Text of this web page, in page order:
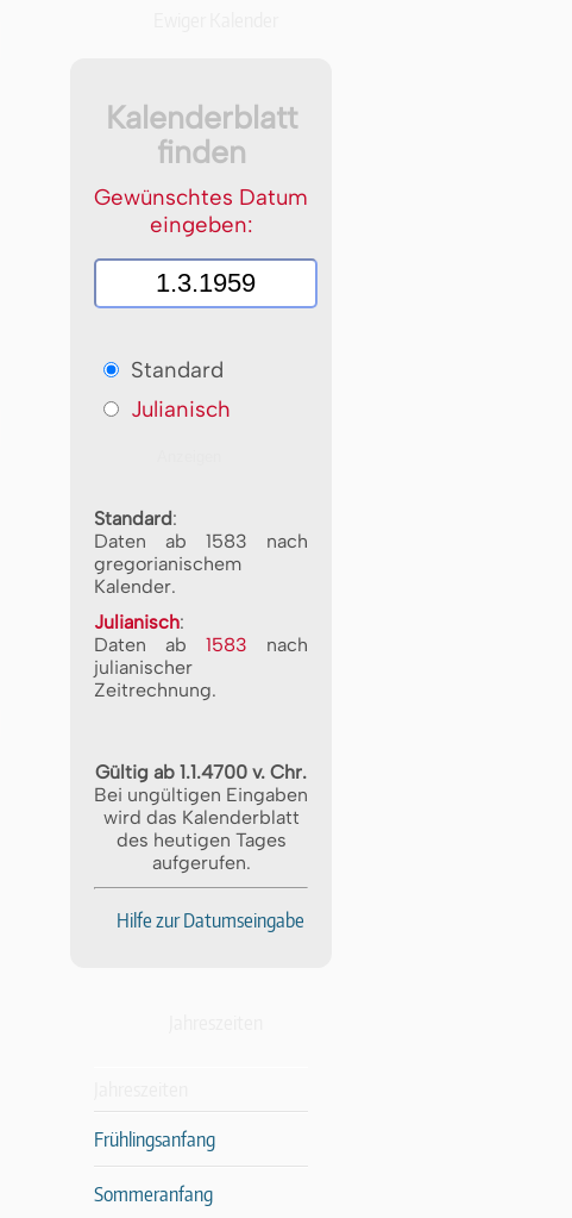
Kalenderblatt
finden
Gewünschtes Datum
eingeben:
Standard
Julianisch
Standard:
Daten ab 1583 nach
gregorianischem
Kalender.
Julianisch:
Daten ab 1583 nach
julianischer
Zeitrechnung.
Gültig ab 1.1.4700 v. Chr.
Bei ungültigen Eingaben
wird das Kalenderblatt
des heutigen Tages
aufgerufen.
Hilfe zur Datumseingabe
Frühlingsanfang
Sommeranfang